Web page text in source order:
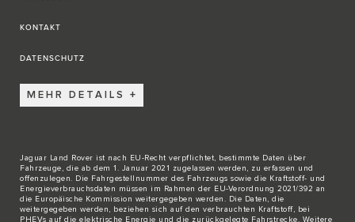
KONTAKT
DATENSCHUTZ
MEHR DETAILS
Jaguar Land Rover ist nach EU-Recht verpflichtet, bestimmte Daten über
Fahrzeuge, die ab dem 1. Januar 2021 zugelassen werden, zu erfassen und
offenzulegen. Die Fahrgestellnummer des Fahrzeugs sowie die Kraftstoff- und
Energieverbrauchsdaten müssen im Rahmen der EU-Verordnung 2021/392 an
die Europäische Kommission weitergegeben werden. Die Daten, die
weitergegeben werden, beziehen sich auf den verbrauchten Kraftstoff, bei
PHEVs auf die elektrische Energie und die zurückgelegte Fahrstrecke. Weitere